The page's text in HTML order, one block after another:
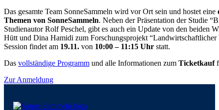
Das gesamte Team SonneSammeln wird vor Ort sein und hostet eine
Themen von SonneSammeln. Neben der Präsentation der Studie
Studienautor Rolf Peschel, gibt es auch ein Update von den beiden
Hütt und Dina Hamidi zum Forschungsprojekt “Landwirtschaftlicher
Session findet am 19.11. von 10:00 – 11:15 Uhr statt.
Das vollständige Programm und alle Informationen zum Ticketkauf
Zur Anmeldung